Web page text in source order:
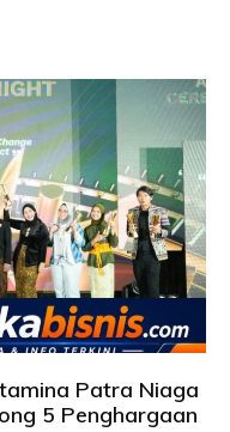
Patra Niaga
5 Penghargaan